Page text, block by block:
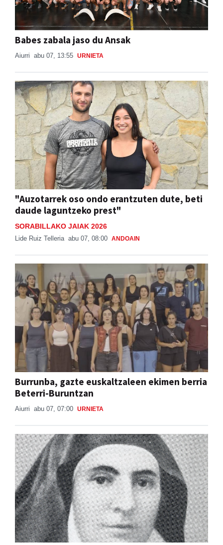
Babes zabala jaso du Ansak
Aiurri abu 07, 13:55 URNIETA
"Auzotarrek oso ondo erantzuten dute, beti
daude laguntzeko prest"
SORABILLAKO JAIAK 2026
Lide Ruiz Telleria abu 07, 08:00 ANDOAIN
Burrunba, gazte euskaltzaleen ekimen berria
Beterri-Buruntzan
Aiurri abu 07, 07:00 URNIETA